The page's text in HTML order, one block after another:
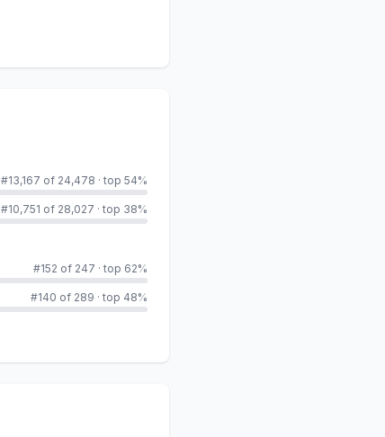
#13,167 of 24,478 · top 54%
#10,751 of 28,027 · top 38%
#152 of 247 · top 62%
#140 of 289 · top 48%